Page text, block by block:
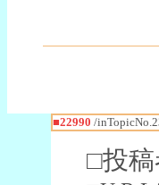
■22990 /
□投